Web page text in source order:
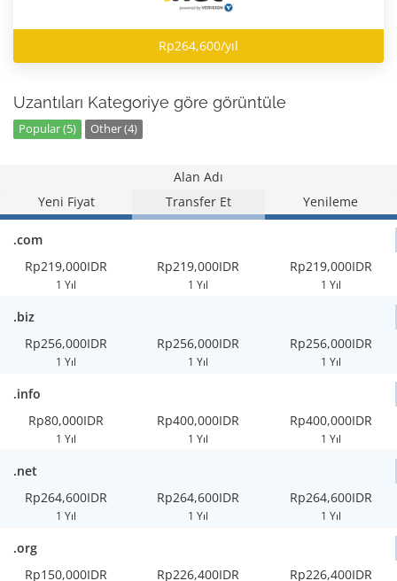
Rp264,600/yıl
Uzantıları Kategoriye göre görüntüle
Popular (5) Other (4)
Alan Adı
Yeni Fiyat
Transfer Et Yenileme
.com
Rp219,000IDR
1 Yıl
Rp219,000IDR
1 Yıl
Rp219,000IDR
1 Yıl
.biz
Rp256,000IDR
1 Yıl
Rp256,000IDR
1 Yıl
Rp256,000IDR
1 Yıl
.info
Rp80,000IDR
1 Yıl
Rp400,000IDR
1 Yıl
Rp400,000IDR
1 Yıl
.net
Rp264,600IDR
1 Yıl
Rp264,600IDR
1 Yıl
Rp264,600IDR
1 Yıl
.org
Rp150,000IDR
Rp226,400IDR Rp226,400IDR